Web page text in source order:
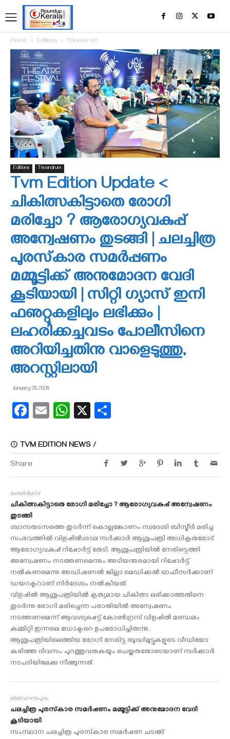
Home Editions Trivandrum
Editions Trivandrum
Tvm Edition Update <
ചികിത്സകിട്ടാതെ രോഗി
മരിച്ചോ ? ആരോഗ്യവകുപ്പ്
അന്വേഷണം തുടങ്ങി | ചലച്ചിത്ര
പുരസ്‌കാര സമര്‍പ്പണം
മമ്മൂട്ടിക്ക് അനുമോദന വേദി
കൂടിയായി | സിറ്റി ഗ്യാസ് ഇനി
ഫഌറ്റുകളിലും ലഭിക്കും |
ലഹരിക്കച്ചവടം പോലീസിനെ
അറിയിച്ചതിനു വാളെടുത്തു,
അറസ്റ്റിലായി
January 26, 2026
Facebook
EmailWhatsApp
X
TVM EDITION NEWS /
Share
മലയിന്‍കീഴ്
ചികിത്സകിട്ടാതെ രോഗി മരിച്ചോ ? ആരോഗ്യവകുപ്പ് അന്വേഷണം
തുടങ്ങി
ശ്വാസതടസത്തെ തുടര്‍ന്ന് കൊല്ലങ്കോണം സ്വദേശി ബിസ്മീര്‍ മരിച്ച
സംഭവത്തില്‍ വിളപ്പില്‍ശാല സര്‍ക്കാര്‍ ആശുപത്രി അധികൃതരോട്
ആരോഗ്യവകുപ്പ് റിപ്പോര്‍ട്ട് തേടി. ആശുപത്രിയില്‍ നേരിട്ടെത്തി
അന്വേഷണം നടത്തണമെന്നും അടിയന്തരമായി റിപ്പോര്‍ട്ട്
നല്‍കണമെന്നു അഡിഷണല്‍ ജില്ലാ മെഡിക്കല്‍ ഓഫീസര്‍ക്കാണ്
ഡയറക്ടറാണ് നിര്‍ദേശം നല്‍കിയത്.
വിളപ്പില്‍ ആശുപത്രിയില്‍ കൃത്യമായ ചികിത്സ ലഭിക്കാത്തതിനെ
തുടര്‍ന്നു രോഗി മരിച്ചെന്ന പരാതിയില്‍ അന്വേഷണം
നടത്തണമെന്ന് ആവശ്യപ്പെട്ട് കോണ്‍ഗ്രസ് വിളപ്പില്‍ മണ്ഡലം
കമ്മിറ്റി ഇന്നലെ ഡോക്ടറെ ഉപരോധിച്ചിരുന്നു.
ആശുപത്രിയിലെത്തിയ രോഗി നേരിട്ട ബുദ്ധിമുട്ടുകളുടെ വീഡിയോ
കഴിഞ്ഞ ദിവസം പുറത്തുവരുകയും ചെയ്തതതോടെയാണ് സര്‍ക്കാര്‍
നടപടിയിലേക്കു നീങ്ങുന്നത്.
തിരുവനന്തപുരം
ചലച്ചിത്ര പുരസ്‌കാര സമര്‍പ്പണം മമ്മൂട്ടിക്ക് അനുമോദന വേദി
കൂടിയായി
സംസ്ഥാന ചലച്ചിത്ര പുരസ്‌കാര സമര്‍പ്പണ ചടങ്ങ്